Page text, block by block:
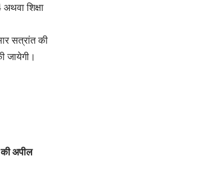
शिक्षा
सत्रांत की
जायेगी।
की अपील